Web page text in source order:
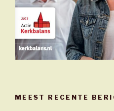
MEEST RECENTE